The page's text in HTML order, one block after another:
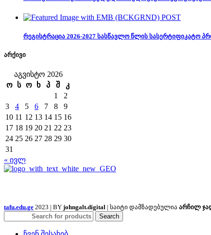
რეგისტრაცია 2026-2027 სასწავლო წლის სასერტიფიკატო
არქივი
აგვისტო 2026
ო
ს ო ხ პ შ
კ
1
2
3
4 5 6 7 8
9
10 11 12 13 14 15 16
17 18 19 20 21 22 23
24 25 26 27 28 29 30
31
« ივლ
tafu.edu.ge 2023 | BY johngalt.digital | საიტი დამზადებულია არჩილ
Search